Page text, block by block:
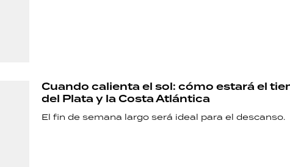
Cuando calienta el sol: cómo estará el
del Plata y la Costa Atlántica
El fin de semana largo será ideal para el descanso.